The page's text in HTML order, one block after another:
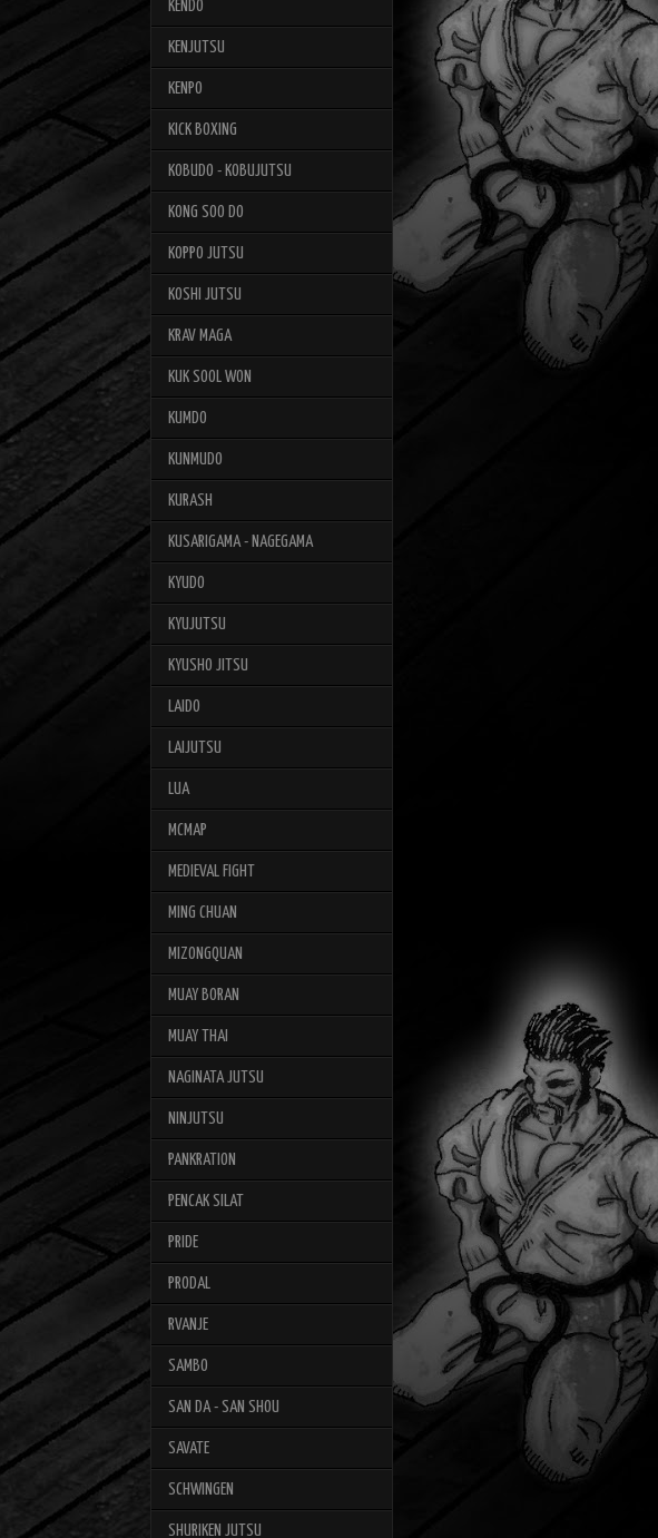
KENDO
KENJUTSU
KENPO
KICK BOXING
KOBUDO - KOBUJUTSU
KONG SOO DO
KOPPO JUTSU
KOSHI JUTSU
KRAV MAGA
KUK SOOL WON
KUMDO
KUNMUDO
KURASH
KUSARIGAMA - NAGEGAMA
KYUDO
KYUJUTSU
KYUSHO JITSU
LAIDO
LAIJUTSU
LUA
MCMAP
MEDIEVAL FIGHT
MING CHUAN
MIZONGQUAN
MUAY BORAN
MUAY THAI
NAGINATA JUTSU
NINJUTSU
PANKRATION
PENCAK SILAT
PRIDE
PRODAL
RVANJE
SAMBO
SAN DA - SAN SHOU
SAVATE
SCHWINGEN
SHURIKEN JUTSU